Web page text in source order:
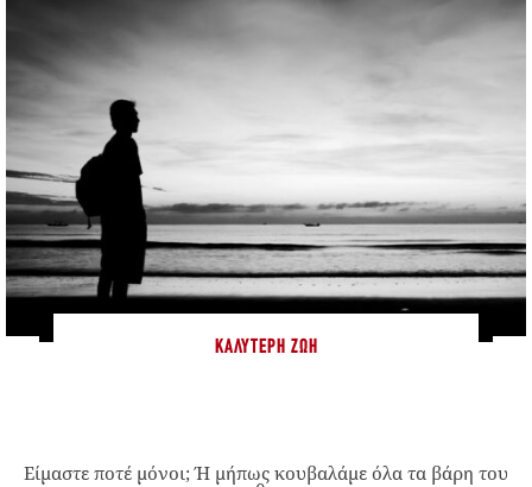
ΚΑΛΎΤΕΡΗ ΖΩΉ
Είμαστε ποτέ μόνοι; Ή μήπως κουβαλάμε όλα τα βάρη του